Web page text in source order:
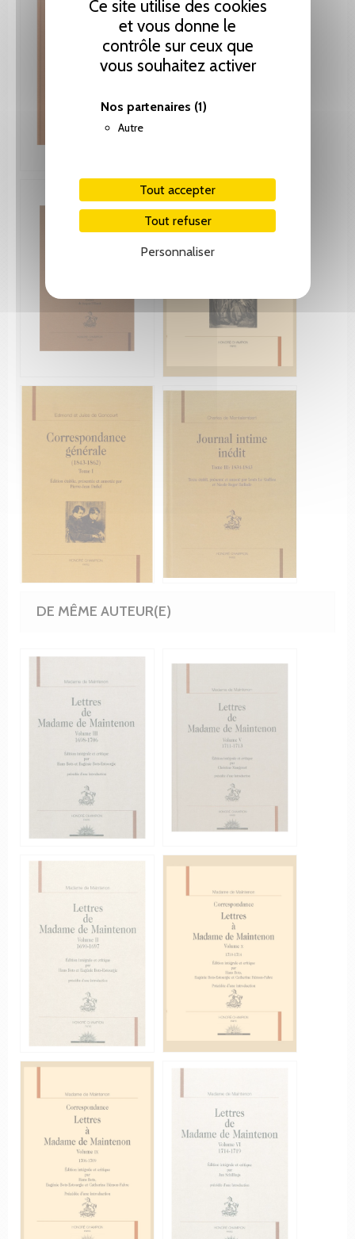
Ce site utilise des cookies
et vous donne le
contrôle sur ceux que
vous souhaitez activer
Nos partenaires (1)
Autre
Tout accepter
Tout refuser
Personnaliser
DE MÊME AUTEUR(E)